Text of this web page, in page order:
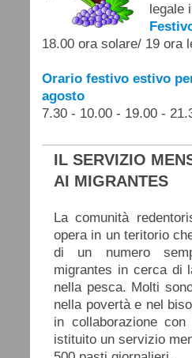
legale
18.00 ora solare/ 19 ora
Orario festivo estivo
agosto
7.30 - 10.00 - 19.00 -
IL
AI MIGRANTES
La comunità
opera in un teritorio
di un numero
migrantes in cerca di
nella pesca. Molti
nella povertà e nel
in collaborazione
istituito un servizio